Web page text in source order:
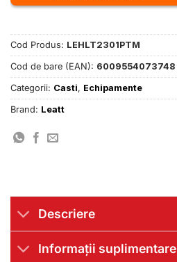
Cod Produs: LEHLT2301PTM
Cod de bare (EAN): 6009554073748
Categorii: Casti, Echipamente
Brand: Leatt
Descriere
Informații suplimentare